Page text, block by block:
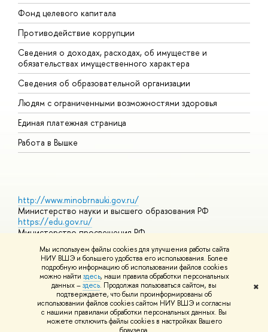
Мы используем файлы cookies для улучшения работы сайта
НИУ ВШЭ и большего удобства его использования. Более
подробную информацию об использовании файлов cookies
можно найти здесь, наши правила обработки персональных
данных –здесь. Продолжая пользоваться сайтом, вы
подтверждаете, что были проинформированы об
использовании файлов cookies сайтом НИУ ВШЭ и согласны
с нашими правилами обработки персональных данных. Вы
можете отключить файлы cookies в настройках Вашего
✖
Фонд целевого капитала
Противодействие коррупции
Сведения о доходах, расходах, об имуществе и
обязательствах имущественного характера
Сведения об образовательной организации
Людям с ограниченными возможностями здоровья
Единая платежная страница
Работа в Вышке
http://www.minobrnauki.gov.ru/
Министерство науки и высшего образования РФ
https://edu.gov.ru/
Министерство просвещения РФ
https://elearning.hse.ru/mooc
Массовые открытые онлайн-курсы
© НИУ ВШЭ 1993–2026 Адреса и контактыУсловия
использования материалов Политика конфиденциальности
Шрифты HSE Sans и HSE Slab разработаны вШколе дизайна НИУ